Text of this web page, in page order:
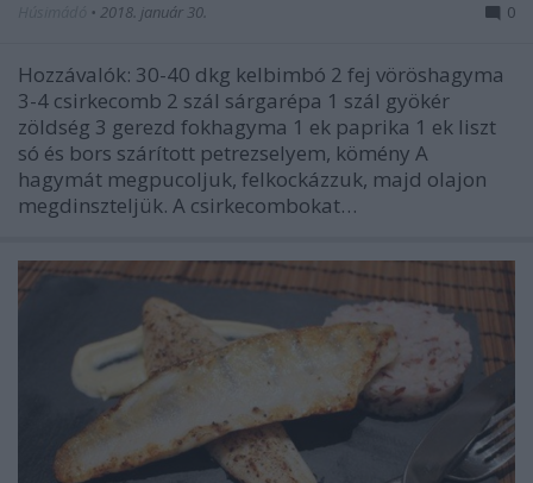
• 2018. január 30. 0
Hozzávalók: 30-40 dkg kelbimbó 2 fej vöröshagyma
3-4 csirkecomb 2 szál sárgarépa 1 szál gyökér
zöldség 3 gerezd fokhagyma 1 ek paprika 1 ek liszt
só és bors szárított petrezselyem, kömény A
hagymát megpucoljuk, felkockázzuk, majd olajon
megdinszteljük. A csirkecombokat…